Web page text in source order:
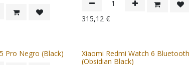
315,12 €
Pro Negro (Black)
Xiaomi Redmi Watch 6
(Obsidian Black)